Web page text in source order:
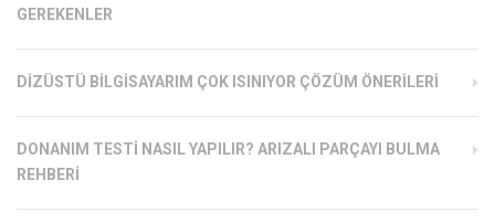
GEREKENLER
DIZÜSTÜ BILGISAYARIM ÇOK ISINIYOR ÇÖZÜM ÖNERILERI
DONANIM TESTI NASIL YAPILIR? ARIZALI PARÇAYI BULMA
REHBERI